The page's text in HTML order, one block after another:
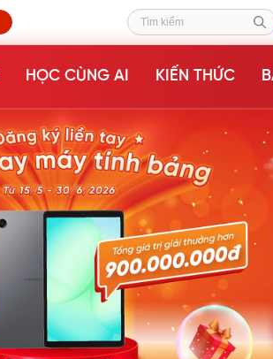
Tìm kiếm
HỌC CÙNG AI KIẾN THỨC